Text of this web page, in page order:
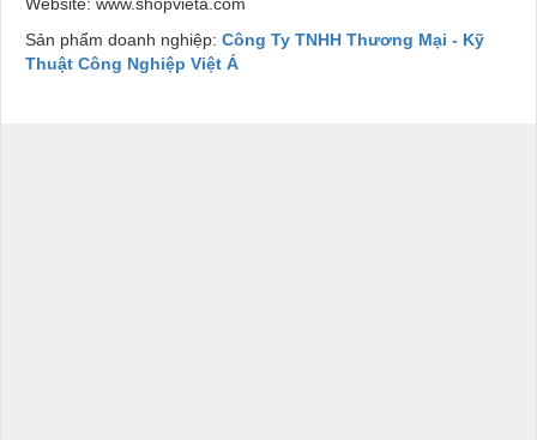
Sản phẩm doanh nghiệp: Công Ty TNHH Thương Mại - Kỹ
Thuật Công Nghiệp Việt Á